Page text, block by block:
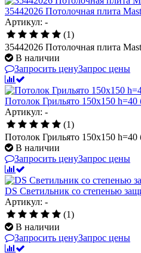
35442026 Потолочная плита
Артикул: -
(1)
35442026 Потолочная плита
В наличии
Запросить ценуЗапрос цены
Потолок Грильято 150x150 h=40
Артикул: -
(1)
Потолок Грильято 150x150 h=40
В наличии
Запросить ценуЗапрос цены
DS Светильник со степенью
Артикул: -
(1)
В наличии
Запросить ценуЗапрос цены